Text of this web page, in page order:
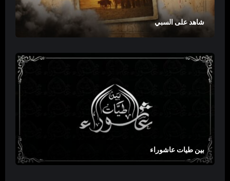
شاهد على السبي
بين طيات عاشوراء
معصوم في رسوم